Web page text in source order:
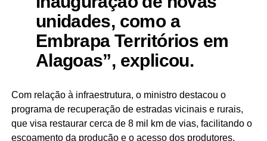
unidades, como a
Embrapa Territórios em
Alagoas”, explicou.
Com relação à infraestrutura, o ministro destacou o
programa de recuperação de estradas vicinais e rurais,
que visa restaurar cerca de 8 mil km de vias, facilitando o
escoamento da produção e o acesso dos produtores.